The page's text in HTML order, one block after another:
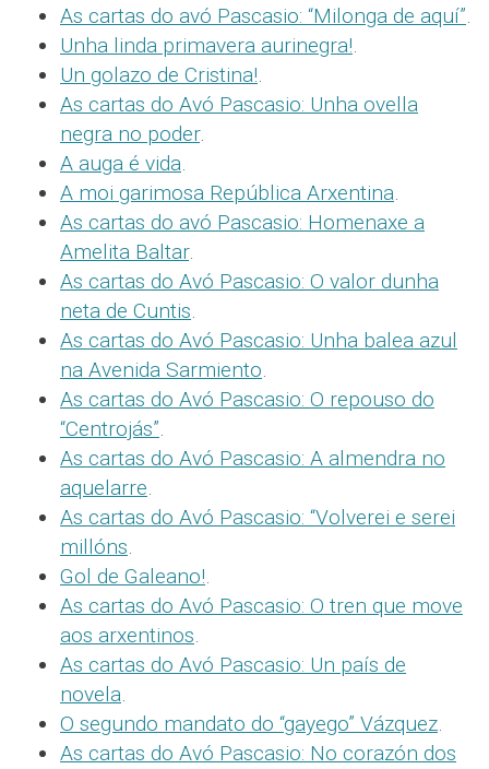
As cartas do avó Pascasio: “Milonga de aquí”.
Unha linda primavera aurinegra!.
Un golazo de Cristina!.
As cartas do Avó Pascasio: Unha ovella
negra no poder.
A auga é vida.
A moi garimosa República Arxentina.
As cartas do avó Pascasio: Homenaxe a
Amelita Baltar.
As cartas do Avó Pascasio: O valor dunha
neta de Cuntis.
As cartas do Avó Pascasio: Unha balea azul
na Avenida Sarmiento.
As cartas do Avó Pascasio: O repouso do
“Centrojás”.
As cartas do Avó Pascasio: A almendra no
aquelarre.
As cartas do Avó Pascasio: “Volverei e serei
millóns.
Gol de Galeano!.
As cartas do Avó Pascasio: O tren que move
aos arxentinos.
As cartas do Avó Pascasio: Un país de
novela.
O segundo mandato do “gayego” Vázquez.
As cartas do Avó Pascasio: No corazón dos